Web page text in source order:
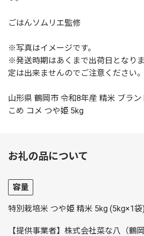
ごはんソムリエ監修
※写真はイメージです。
※発送時期はあくまで出荷日となり
定は出来ませんのでご注意ください。
山形県 鶴岡市 令和8年産 精米 ブラ
こめ コメ つや姫 5kg
お礼の品について
容量
特別栽培米 つや姫 精米 5kg (5kg×1袋
【提供事業者】株式会社菜な八（鶴